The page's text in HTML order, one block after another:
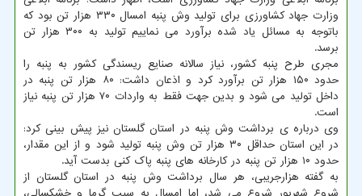
وزارت جهاد کشاورزی برای تولید وش پنبه امسال ۳۳۰ هزار تن بود که
باتوجه به مسائل یاد شده برآورد می نماییم تولید به ۳۰۰ هزار تن
برسد.
مجری طرح پنبه کشور، نیاز سالانه صنایع ریسندگی کشور به پنبه را
حدود ۱۵۰ هزار تن برآورد کرد و اذعان داشت: ۸۰ هزار تن پنبه در
داخل تولید می شود و بدین جهت فقط به واردات ۷۰ هزار تن پنبه نیاز
است.
وی درباره ی برداشت وش پنبه در استان گلستان نیز پیش بینی کرد:
در این استان حداقل ۳۰ هزار تن وش پنبه تولید شود و از این مقدار،
حدود ۱۰ هزار تن پنبه در کارخانه های پنبه پاک کنی بدست آید.
به گفته هزارجریبی، هر سال برداشت وش پنبه در استان گلستان از